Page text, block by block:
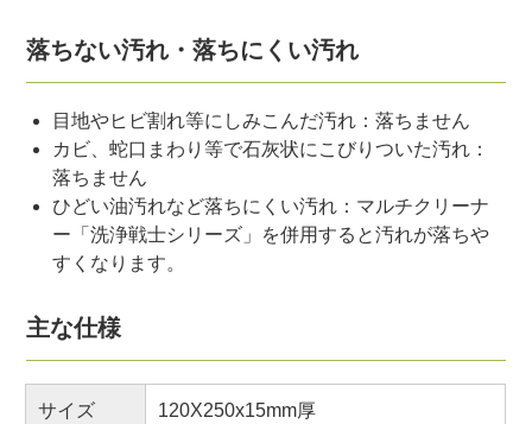
落ちない汚れ・落ちにくい汚れ
目地やヒビ割れ等にしみこんだ汚れ：落ちません
カビ、蛇口まわり等で石灰状にこびりついた汚れ：
落ちません
ひどい油汚れなど落ちにくい汚れ：マルチクリーナ
ー「洗浄戦士シリーズ」を併用すると汚れが落ちや
すくなります。
主な仕様
サイズ 120X250x15mm厚